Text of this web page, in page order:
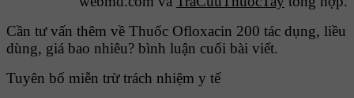
Cần tư vấn thêm về Thuốc Ofloxacin 200 tác dụng, liều
dùng, giá bao nhiêu? bình luận cuối bài viết.
Tuyên bố miễn trừ trách nhiệm y tế